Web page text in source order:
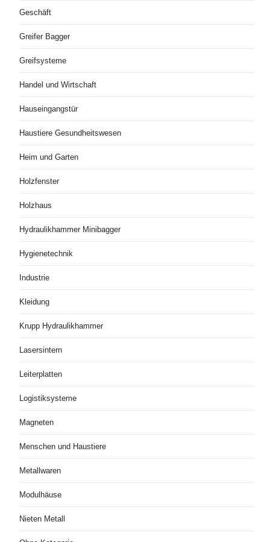
Geschäft
Greifer Bagger
Greifsysteme
Handel und Wirtschaft
Hauseingangstür
Haustiere Gesundheitswesen
Heim und Garten
Holzfenster
Holzhaus
Hydraulikhammer Minibagger
Hygienetechnik
Industrie
Kleidung
Krupp Hydraulikhammer
Lasersintern
Leiterplatten
Logistiksysteme
Magneten
Menschen und Haustiere
Metallwaren
Modulhäuse
Nieten Metall